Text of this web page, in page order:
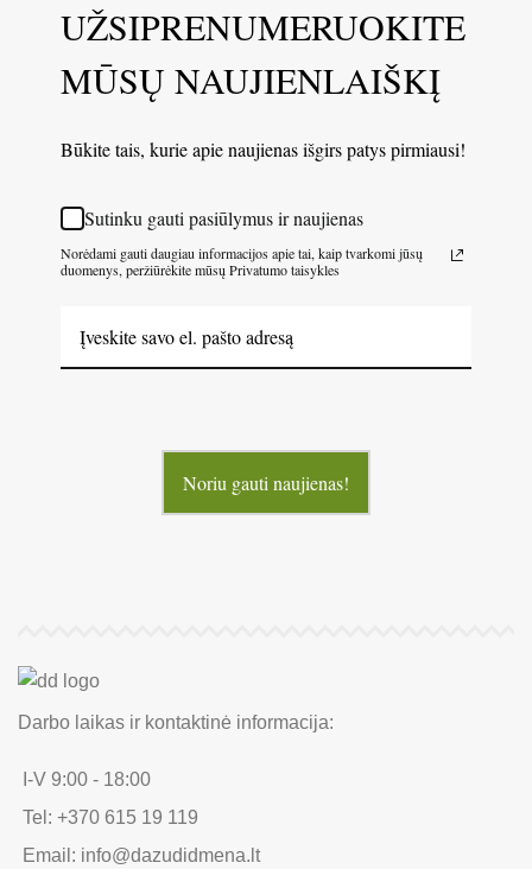
UŽSIPRENUMERUOKITE
MŪSŲ NAUJIENLAIŠKĮ
Būkite tais, kurie apie naujienas išgirs patys pirmiausi!
Sutinku gauti pasiūlymus ir naujienas
Norėdami gauti daugiau informacijos apie tai, kaip tvarkomi jūsų
duomenys, peržiūrėkite mūsų Privatumo taisykles
Noriu gauti naujienas!
Darbo laikas ir kontaktinė informacija:
I-V 9:00 - 18:00
Tel: +370 615 19 119
Email: info@dazudidmena.lt